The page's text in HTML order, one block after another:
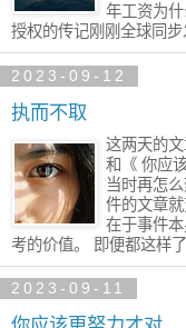
年工资为
授权的传记刚刚全球同
2023-09-12
执而不取
这两天的
和《 你应
当时再怎
件的文章
在于事件
考的价值。 即便都这样
2023-09-11